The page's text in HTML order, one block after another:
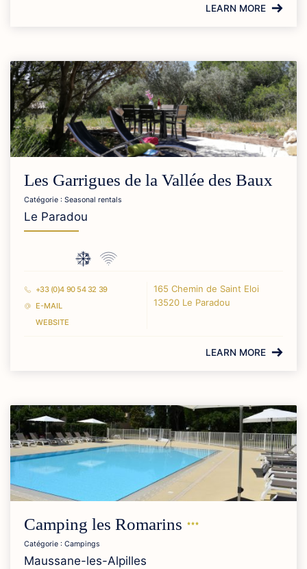
LEARN MORE
Les Garrigues de la Vallée des Baux
Catégorie : Seasonal rentals
Le Paradou
+33 (0)4 90 54 32 39
E-MAIL
WEBSITE
165 Chemin de Saint Eloi
13520 Le Paradou
LEARN MORE
Camping les Romarins
Catégorie : Campings
Maussane-les-Alpilles